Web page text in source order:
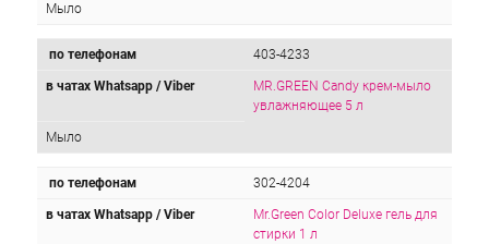
Мыло
по телефонам 403-4233
в чатах Whatsapp / Viber
MR.GREEN Candy крем-мыло
увлажняющее 5 л
Мыло
по телефонам 302-4204
в чатах Whatsapp / Viber
Mr.Green Color Deluxe гель для
стирки 1 л